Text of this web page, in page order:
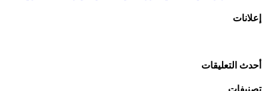
إعلانات
أحدث التعليقات
تصنيفات